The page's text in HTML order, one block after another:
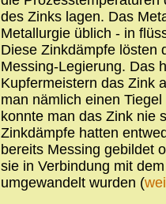
des Zinks lagen. Das
Metallurgie üblich - in
Diese Zinkdämpfe lösten
Messing-Legierung. Das
Kupfermeistern das Zink
man nämlich einen
konnte man das Zink nie
Zinkdämpfe hatten
bereits Messing gebildet
sie in Verbindung mit
umgewandelt wurden (